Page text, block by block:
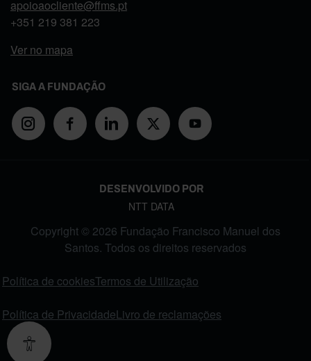
apoioaocliente@ffms.pt
+351 219 381 223
Ver no mapa
SIGA A FUNDAÇÃO
DESENVOLVIDO POR
NTT DATA
Copyright © 2026 Fundação Francisco Manuel dos
Santos. Todos os direitos reservados
Política de cookiesTermos de Utilização
Política de PrivacidadeLivro de reclamações